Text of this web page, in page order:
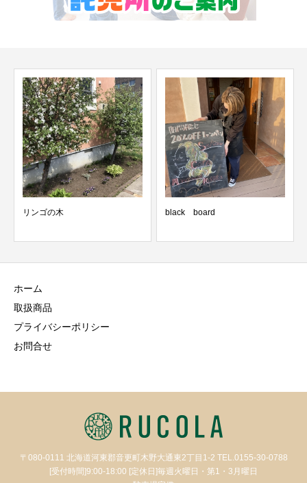
リンゴの木 black board
ホーム
取扱商品
プライバシーポリシー
お問合せ
〒080-0111 北海道河東郡音更町木野大通東2丁目1-2 TEL.0155-30-0788
[受付時間]9:00-18:00 [定休日]毎週火曜日・第1・3月曜日